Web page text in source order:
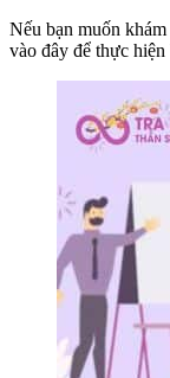
Nếu bạn muốn
vào đây để thực hiện